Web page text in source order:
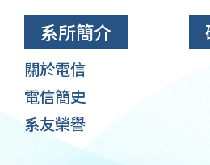
系所簡介
關於電信
電信簡史
系友榮譽